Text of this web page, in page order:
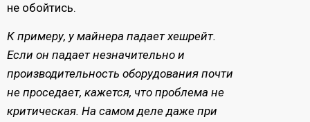
не обойтись.
К примеру, у майнера падает хешрейт.
Если он падает незначительно и
производительность оборудования почти
не проседает, кажется, что проблема не
критическая. На самом деле даже при